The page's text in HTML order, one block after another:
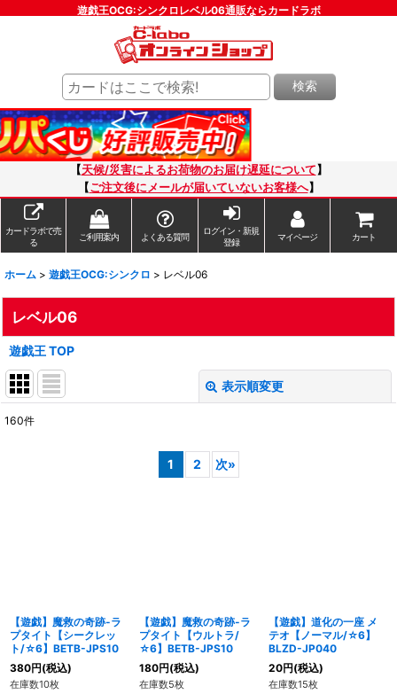
遊戯王OCG:シンクロレベル06通販ならカードラボ
検索
【天候/災害によるお荷物のお届け遅延について 】
【ご注文後にメールが届いていないお客様へ】
カードラボで売
る
ご利用案内 よくある質問
ログイン・新規
登録
マイページ カート
ホーム > 遊戯王OCG:シンクロ > レベル06
レベル06
遊戯王 TOP
表示順変更
160件
1 2 次»
【遊戯】魔救の奇跡-ラ
プタイト【シークレッ
ト/☆6】BETB-JPS10
380円(税込)
在庫数10枚
【遊戯】魔救の奇跡-ラ
プタイト【ウルトラ/
☆6】BETB-JPS10
180円(税込)
在庫数5枚
【遊戯】道化の一座 メ
テオ【ノーマル/☆6】
BLZD-JP040
20円(税込)
在庫数15枚